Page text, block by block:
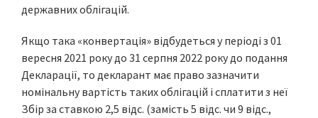
державних облігацій.
Якщо така «конвертація» відбудеться у періоді з 01
вересня 2021 року до 31 серпня 2022 року до подання
Декларації, то декларант має право зазначити
номінальну вартість таких облігацій і сплатити з неї
Збір за ставкою 2,5 відс. (замість 5 відс. чи 9 відс.,